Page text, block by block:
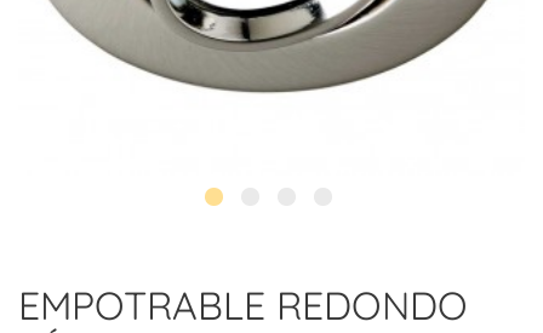
EMPOTRABLE REDONDO